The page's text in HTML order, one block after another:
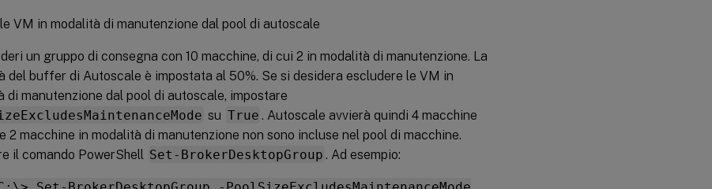
VM in modalità di manutenzione dal pool di autoscale
un gruppo di consegna con 10 macchine, di cui 2 in modalità di manutenzione. La
del buffer di Autoscale è impostata al 50%. Se si desidera escludere le VM in
di manutenzione dal pool di autoscale, impostare
su True . Autoscale avvierà quindi 4 macchine
2 macchine in modalità di manutenzione non sono incluse nel pool di macchine.
il comando PowerShell Set-BrokerDesktopGroup . Ad esempio: